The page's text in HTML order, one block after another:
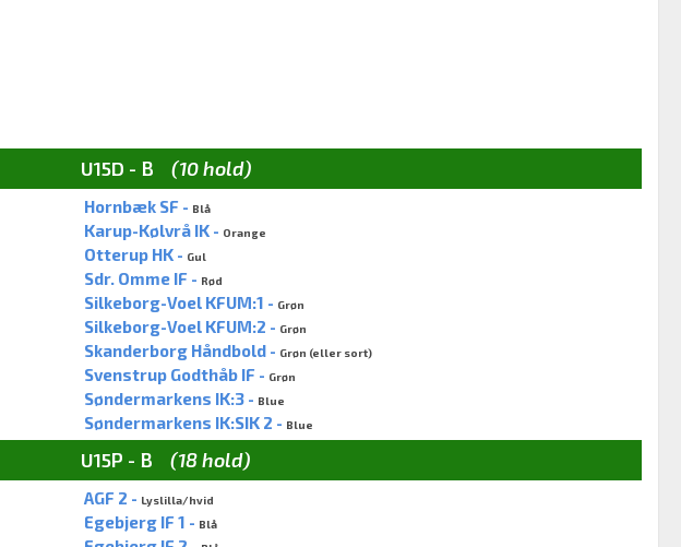
U15D - B (10 hold)
Hornbæk SF - Blå
Karup-Kølvrå IK - Orange
Otterup HK - Gul
Sdr. Omme IF - Rød
Silkeborg-Voel KFUM:1 - Grøn
Silkeborg-Voel KFUM:2 - Grøn
Skanderborg Håndbold - Grøn (eller sort)
Svenstrup Godthåb IF - Grøn
Søndermarkens IK:3 - Blue
Søndermarkens IK:SIK 2 - Blue
U15P - B (18 hold)
AGF 2 - Lyslilla/hvid
Egebjerg IF 1 - Blå